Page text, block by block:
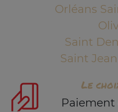
Orléans
Saint
Saint
Le
Paiement